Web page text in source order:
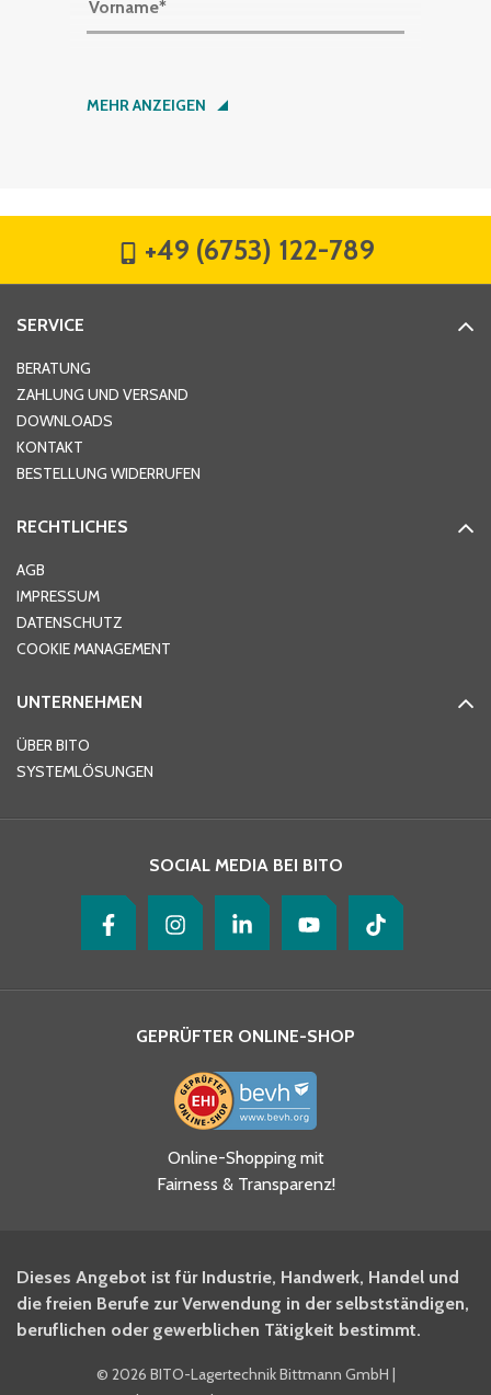
Vorname*
Nachname*
Hausnummer
Ort*
Telefon
Ja, ich habe die
Datenschutzhinweise gelesen
und akzeptiere diese.
BITO Newsletter Fachwissen
Intralogistiker anmelden.
Ja, ich möchte mich für den
MEHR ANZEIGEN
+49 (6753) 122-789
SERVICE
BERATUNG
ZAHLUNG UND VERSAND
DOWNLOADS
KONTAKT
BESTELLUNG WIDERRUFEN
RECHTLICHES
AGB
IMPRESSUM
DATENSCHUTZ
COOKIE MANAGEMENT
UNTERNEHMEN
ÜBER BITO
SYSTEMLÖSUNGEN
SOCIAL MEDIA BEI BITO
GEPRÜFTER ONLINE-SHOP
Online-Shopping mit
Fairness & Transparenz!
Dieses Angebot ist für Industrie, Handwerk, Handel und
die freien Berufe zur Verwendung in der selbstständigen,
beruflichen oder gewerblichen Tätigkeit bestimmt.
© 2026 BITO-Lagertechnik Bittmann GmbH |